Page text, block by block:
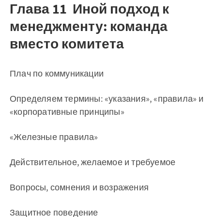
Глава 11 Иной подход к
менеджменту: команда
вместо комитета
Плач по коммуникации
Определяем термины: «указания», «правила» и
«корпоративные принципы»
«Железные правила»
Действительное, желаемое и требуемое
Вопросы, сомнения и возражения
Защитное поведение